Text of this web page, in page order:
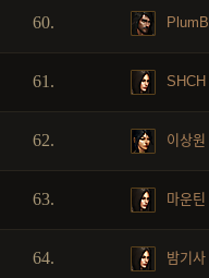
60.
61. SHCH
62. 이상원
63. 마운틴
64. 밤기사